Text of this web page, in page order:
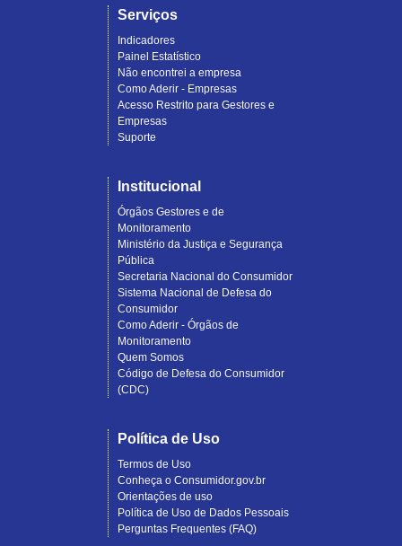
Serviços
Indicadores
Painel Estatístico
Não encontrei a empresa
Como Aderir - Empresas
Acesso Restrito para Gestores e
Empresas
Suporte
Institucional
Órgãos Gestores e de
Monitoramento
Ministério da Justiça e Segurança
Pública
Secretaria Nacional do Consumidor
Sistema Nacional de Defesa do
Consumidor
Como Aderir - Órgãos de
Monitoramento
Quem Somos
Código de Defesa do Consumidor
(CDC)
Política de Uso
Termos de Uso
Conheça o Consumidor.gov.br
Orientações de uso
Política de Uso de Dados Pessoais
Perguntas Frequentes (FAQ)